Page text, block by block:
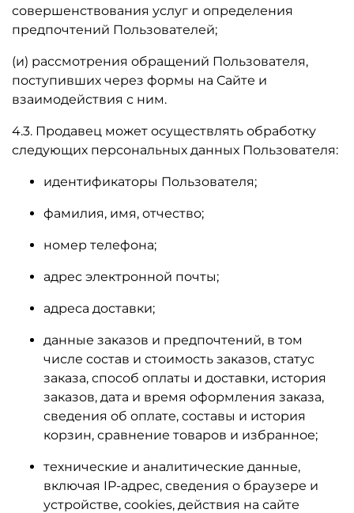
совершенствования услуг и определения
предпочтений Пользователей;
(и) рассмотрения обращений Пользователя,
поступивших через формы на Сайте и
взаимодействия с ним.
4.3. Продавец может осуществлять обработку
следующих персональных данных Пользователя:
идентификаторы Пользователя;
фамилия, имя, отчество;
номер телефона;
адрес электронной почты;
адреса доставки;
данные заказов и предпочтений, в том
числе состав и стоимость заказов, статус
заказа, способ оплаты и доставки, история
заказов, дата и время оформления заказа,
сведения об оплате, составы и история
корзин, сравнение товаров и избранное;
технические и аналитические данные,
включая IP-адрес, сведения о браузере и
устройстве, сookies, действия на сайте